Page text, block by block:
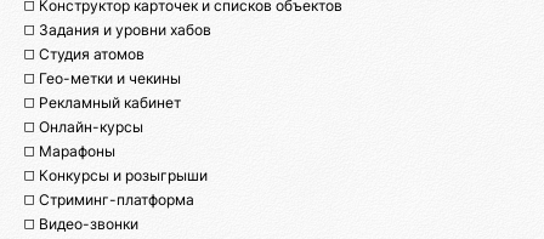
◻️ Конструктор карточек и списков объектов
◻️ Задания и уровни хабов
◻️ Студия атомов
◻️ Гео-метки и чекины
◻️ Рекламный кабинет
◻️ Онлайн-курсы
◻️ Марафоны
◻️ Конкурсы и розыгрыши
◻️ Стриминг-платформа
◻️ Видео-звонки